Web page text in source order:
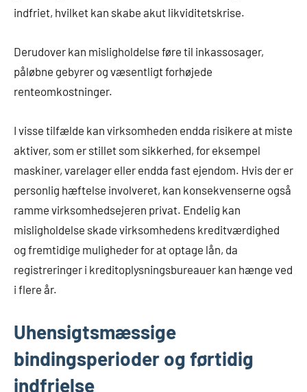
indfriet, hvilket kan skabe akut likviditetskrise.
Derudover kan misligholdelse føre til inkassosager,
påløbne gebyrer og væsentligt forhøjede
renteomkostninger.
I visse tilfælde kan virksomheden endda risikere at miste
aktiver, som er stillet som sikkerhed, for eksempel
maskiner, varelager eller endda fast ejendom. Hvis der er
personlig hæftelse involveret, kan konsekvenserne også
ramme virksomhedsejeren privat. Endelig kan
misligholdelse skade virksomhedens kreditværdighed
og fremtidige muligheder for at optage lån, da
registreringer i kreditoplysningsbureauer kan hænge ved
i flere år.
Uhensigtsmæssige
bindingsperioder og førtidig
indfrielse